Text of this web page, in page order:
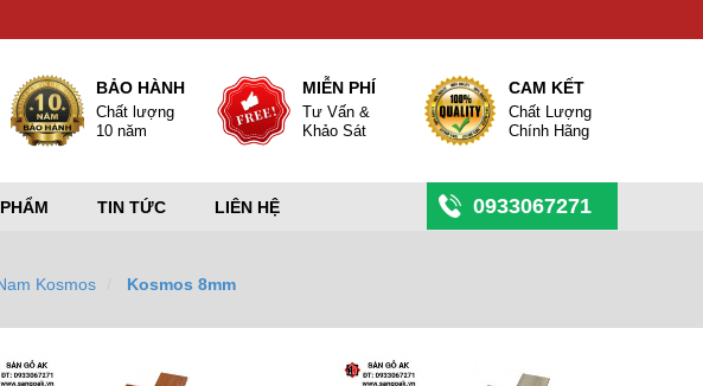
BẢO HÀNH
Chất lượng
10 năm
MIỄN PHÍ
Tư Vấn &
Khảo Sát
CAM KẾT
Chất Lượng
Chính Hãng
TIN TỨC LIÊN HỆ 0933067271
Kosmos Kosmos 8mm